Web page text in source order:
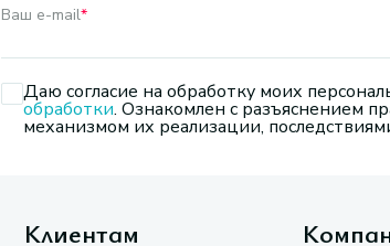
Ваш e-mail*
Даю согласие на обработку моих
обработки. Ознакомлен с разъяснением
механизмом их реализации,
Клиентам